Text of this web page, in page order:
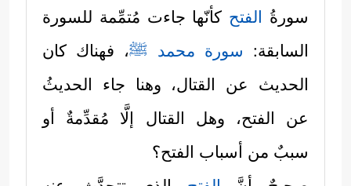
سورةُ الفتح كأنّها جاءت مُتمِّمة للسورة
السابقة: سورة محمد ﷺ، فهناك كان
الحديث عن القتال، وهنا جاء الحديثُ
عن الفتح، وهل القتال إلَّا مُقدِّمةٌ أو
سببٌ من أسباب الفتح؟